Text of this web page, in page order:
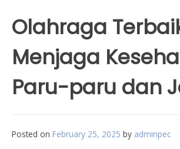
Olahraga
Menjaga
Paru-paru dan
Posted on February 25, 2025 by adminpec